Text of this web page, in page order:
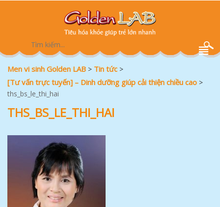
Men vi sinh Golden LAB > Tin tức >
[Tư vấn trực tuyến] – Dinh dưỡng giúp cải thiện chiều cao >
ths_bs_le_thi_hai
THS_BS_LE_THI_HAI